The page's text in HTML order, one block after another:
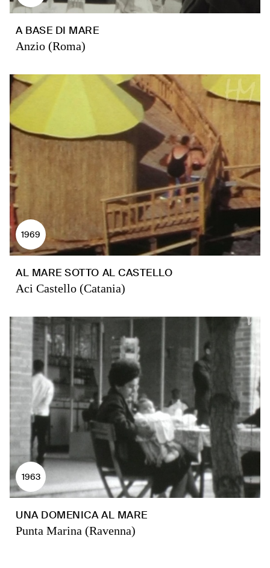
A BASE DI MARE
Anzio (Roma)
1969
AL MARE SOTTO AL CASTELLO
Aci Castello (Catania)
1963
UNA DOMENICA AL MARE
Punta Marina (Ravenna)